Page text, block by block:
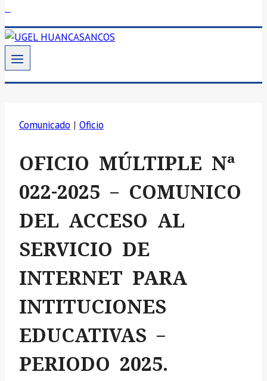
Comunicado | Oficio
OFICIO MÚLTIPLE Nª
022-2025 – COMUNICO
DEL ACCESO AL
SERVICIO DE
INTERNET PARA
INTITUCIONES
EDUCATIVAS –
PERIODO 2025.